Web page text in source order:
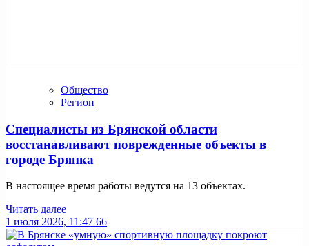
Общество
Регион
Специалисты из Брянской области
восстанавливают поврежденные объекты в
городе Брянка
В настоящее время работы ведутся на 13 объектах.
Читать далее
1 июля 2026, 11:47 66